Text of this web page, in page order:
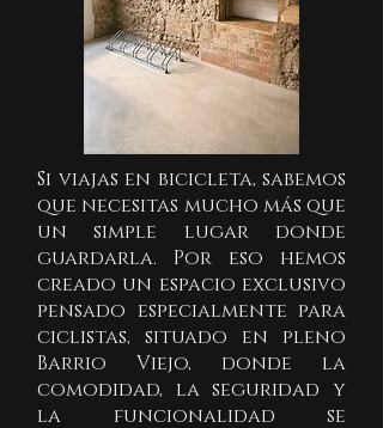
Si viajas en bicicleta, sabemos
que necesitas mucho más que
un simple lugar donde
guardarla. Por eso hemos
creado un espacio exclusivo
pensado especialmente para
ciclistas, situado en pleno
Barrio Viejo, donde la
comodidad, la seguridad y
la funcionalidad se